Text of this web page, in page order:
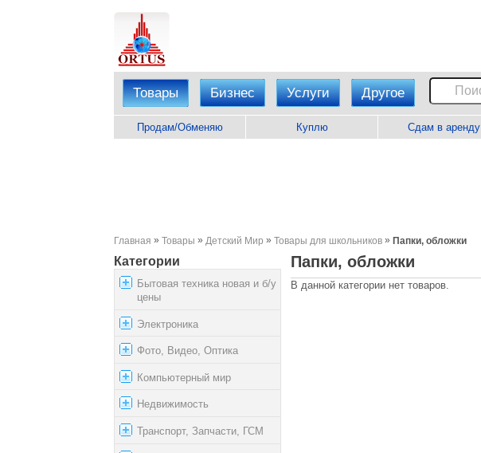
Товары Бизнес Услуги Другое
Продам/Обменяю Куплю Сдам в аренду
Главная » Товары » Детский Мир » Товары для школьников » Папки, обложки
Категории
Бытовая техника новая и б/у
цены
Электроника
Фото, Видео, Оптика
Компьютерный мир
Недвижимость
Транспорт, Запчасти, ГСМ
Папки, обложки
В данной категории нет товаров.